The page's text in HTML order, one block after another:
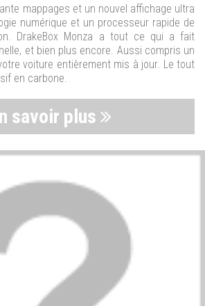
mappages et un nouvel affichage ultra
numérique et un processeur rapide de
DrakeBox Monza a tout ce qui a fait
et bien plus encore. Aussi compris un
voiture entièrement mis à jour. Le tout
en carbone.
savoir plus